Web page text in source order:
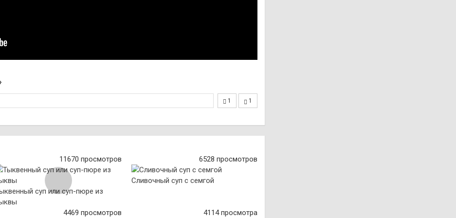
1 1
11670 просмотров
суп или суп-пюре из
6528 просмотров
Сливочный суп с семгой
4469 просмотров 4114 просмотра